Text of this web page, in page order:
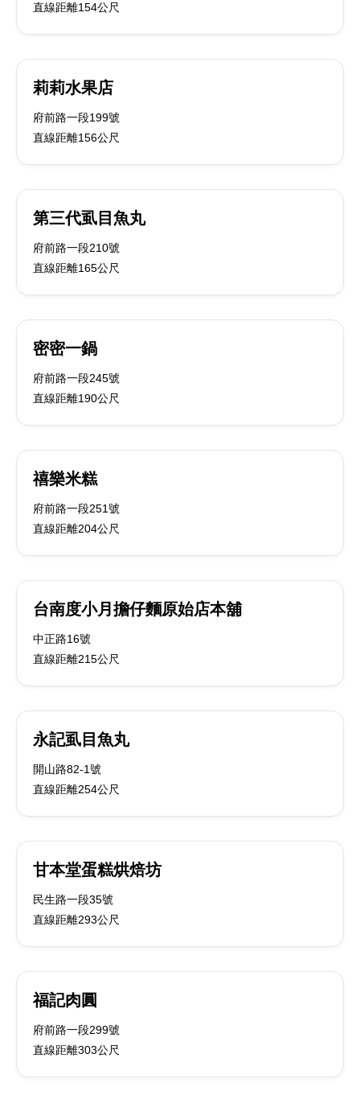
直線距離154公尺
莉莉水果店
府前路一段199號
直線距離156公尺
第三代虱目魚丸
府前路一段210號
直線距離165公尺
密密一鍋
府前路一段245號
直線距離190公尺
禧樂米糕
府前路一段251號
直線距離204公尺
台南度小月擔仔麵原始店本舖
中正路16號
直線距離215公尺
永記虱目魚丸
開山路82-1號
直線距離254公尺
甘本堂蛋糕烘焙坊
民生路一段35號
直線距離293公尺
福記肉圓
府前路一段299號
直線距離303公尺